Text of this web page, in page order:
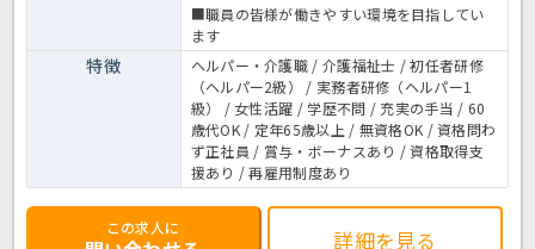
■職員の皆様が働きやすい環境を目指してい
ます
特徴
ヘルパー・介護職 / 介護福祉士 / 初任者研修
（ヘルパー2級） / 実務者研修（ヘルパー1
級） / 女性活躍 / 学歴不問 / 充実の手当 / 60
歳代OK / 定年65歳以上 / 無資格OK / 資格問わ
ず正社員 / 賞与・ボーナスあり / 資格取得支
援あり / 再雇用制度あり
この求人に 詳細を見る